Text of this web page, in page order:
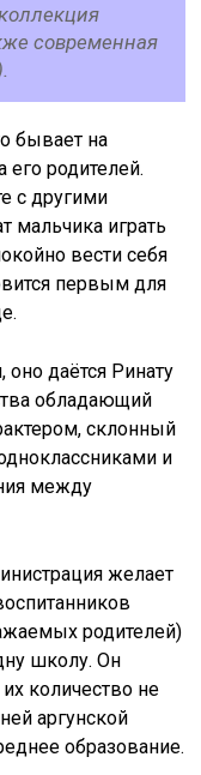
современная
бывает на
его родителей.
с другими
мальчика играть
вести себя
первым для
оно даётся Ринату
обладающий
склонный
и
между
желает
родителей)
школу. Он
количество не
аргунской
образование.